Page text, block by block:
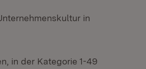
in
in der Kategorie 1-49